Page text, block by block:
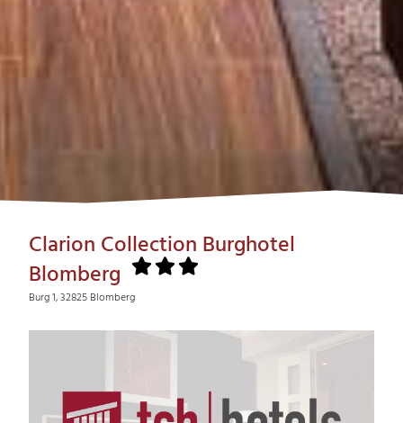
Clarion Collection Burghotel
Blomberg
Burg 1, 32825 Blomberg